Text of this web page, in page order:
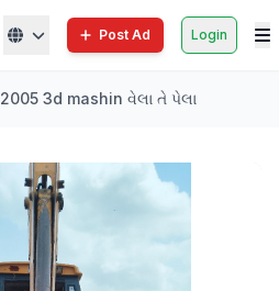
Post Ad Login
2005 3d mashin વેલા તે પેલા